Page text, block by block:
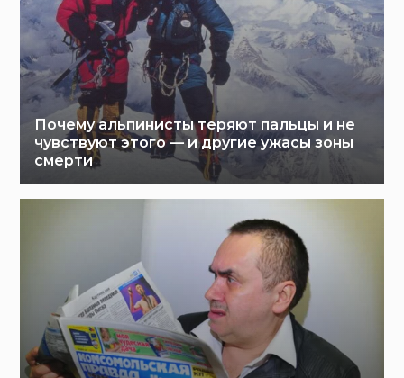
Почему альпинисты теряют пальцы и не
чувствуют этого — и другие ужасы зоны
смерти